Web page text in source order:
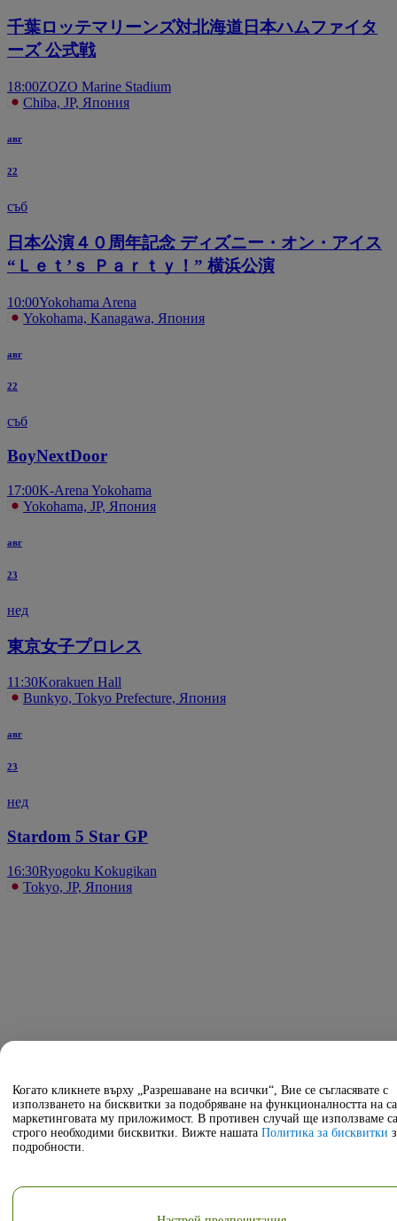
千葉ロッテマリーンズ対北海道日本ハムファイタ
ーズ 公式戦
18:00ZOZO Marine Stadium
Chiba, JP, Япония
авг
22
съб
日本公演４０周年記念 ディズニー・オン・アイス
“Ｌｅｔ’ｓ Ｐａｒｔｙ！” 横浜公演
10:00Yokohama Arena
Yokohama, Kanagawa, Япония
авг
22
съб
BoyNextDoor
17:00K-Arena Yokohama
Yokohama, JP, Япония
авг
23
нед
東京女子プロレス
11:30Korakuen Hall
Bunkyo, Tokyo Prefecture, Япония
авг
23
нед
Stardom 5 Star GP
16:30Ryogoku Kokugikan
Tokyo, JP, Япония
Когато кликнете върху „Разрешаване на всички“, Вие се съгласявате с
използването на бисквитки за подобряване на функционалността на
маркетинговата му приложимост. В противен случай ще използваме
строго необходими бисквитки. Вижте нашата Политика за бисквитки
подробности.